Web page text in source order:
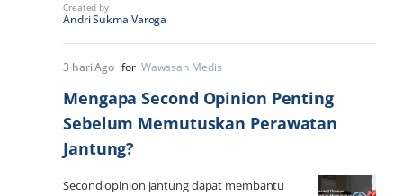
Created by
Andri Sukma Varoga
3 hari Ago for Wawasan Medis
Mengapa Second Opinion Penting
Sebelum Memutuskan Perawatan
Jantung?
Second opinion jantung dapat membantu